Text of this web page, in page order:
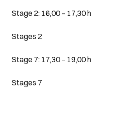
Stage 2: 16,00 – 17,30 h
Stages 2
Stage 7: 17,30 – 19,00 h
Stages 7